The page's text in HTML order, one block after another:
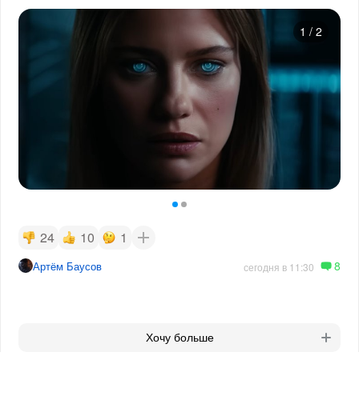
1 / 2
24 10 1
Артём Баусов сегодня в 11:30 8
Хочу больше